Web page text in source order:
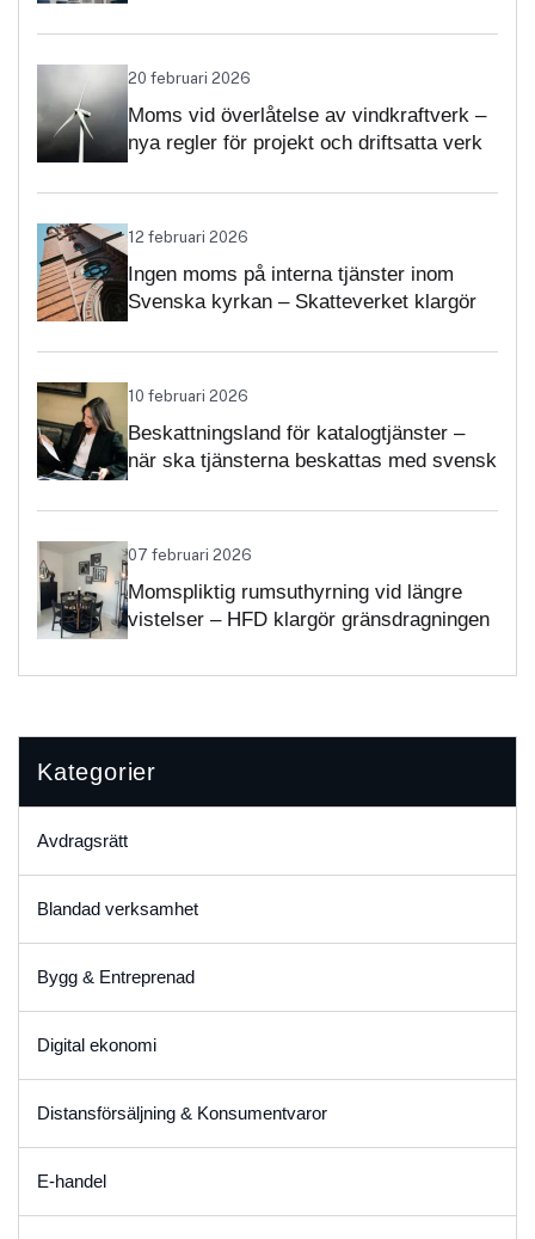
20 februari 2026
Moms vid överlåtelse av vindkraftverk –
nya regler för projekt och driftsatta verk
12 februari 2026
Ingen moms på interna tjänster inom
Svenska kyrkan – Skatteverket klargör
10 februari 2026
Beskattningsland för katalogtjänster –
när ska tjänsterna beskattas med svensk
07 februari 2026
Momspliktig rumsuthyrning vid längre
vistelser – HFD klargör gränsdragningen
Kategorier
Avdragsrätt
Blandad verksamhet
Bygg & Entreprenad
Digital ekonomi
Distansförsäljning & Konsumentvaror
E-handel